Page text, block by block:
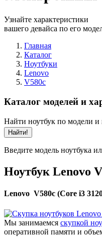
Узнайте характеристики
вашего девайса по его
Главная
Каталог
Ноутбуки
Lenovo
V580c
Каталог моделей и
Найти ноутбук по модели
Найти!
Введите модель ноутбука
Ноутбук Lenovo
Lenovo V580c (Core i3
Мы занимаемся скупкой
оперативной памяти и